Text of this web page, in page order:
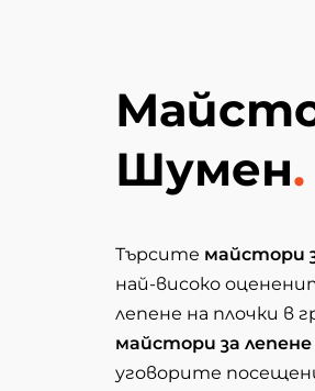
Шумен.
Търсите майстори
най-високо
лепене на плочки в
майстори за лепене
уговорите